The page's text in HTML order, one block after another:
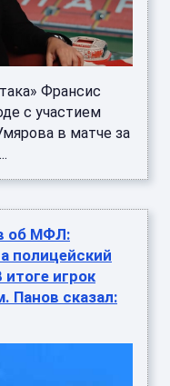
Франсис
с участием
в матче за
об МФЛ:
полицейский
игрок
Панов сказал: